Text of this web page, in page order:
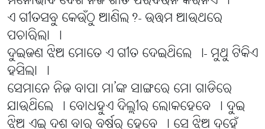
ଏ ଗୀତସବୁ କେଉଁଠୁ ଆଣିଲ?- ଉତ୍ତମ ଆଉଥରେ
ପଚାରିଲା ।
ଦୁଇଜଣ ଝିଅ ମୋତେ ଏ ଗୀତ ଦେଇଥିଲେ ।- ମୁଥୁ ଟିକିଏ
ହସିଲା ।
ସେମାନେ ନିଜ ବାପା ମା’ଙ୍କ ସାଙ୍ଗରେ ମୋ ଗାଡିରେ
ଯାଉଥିଲେ । ବୋଧହୁଏ ଦିଲ୍ଲୀର ଲୋକହେବେ । ଦୁଇ
ଝିଅ ଏଇ ଦଶ ବାର ବର୍ଷର ହେବେ । ସେ ଝିଅ ଦୁହେଁ